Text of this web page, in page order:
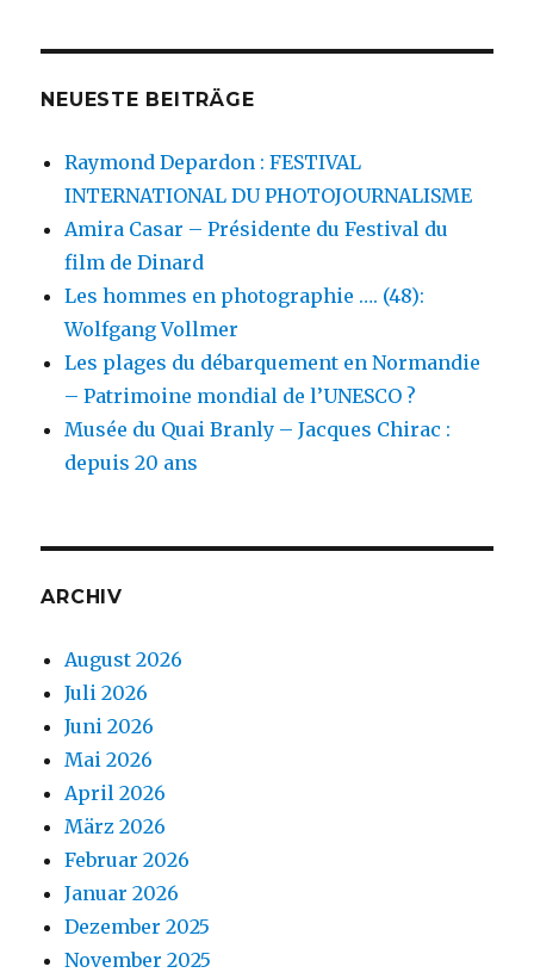
NEUESTE BEITRÄGE
Raymond Depardon : FESTIVAL
INTERNATIONAL DU PHOTOJOURNALISME
Amira Casar – Présidente du Festival du
film de Dinard
Les hommes en photographie …. (48):
Wolfgang Vollmer
Les plages du débarquement en Normandie
– Patrimoine mondial de l’UNESCO ?
Musée du Quai Branly – Jacques Chirac :
depuis 20 ans
ARCHIV
August 2026
Juli 2026
Juni 2026
Mai 2026
April 2026
März 2026
Februar 2026
Januar 2026
Dezember 2025
November 2025